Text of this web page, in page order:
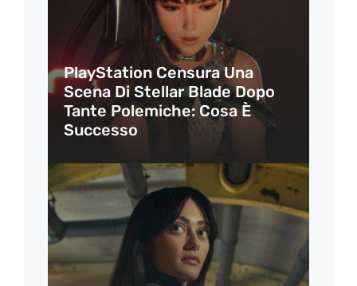
PlayStation Censura Una
Scena Di Stellar Blade Dopo
Tante Polemiche: Cosa È
Successo